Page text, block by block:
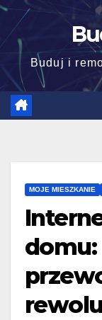
Skip
content
Buduj i
MOJE MIESZKANIE